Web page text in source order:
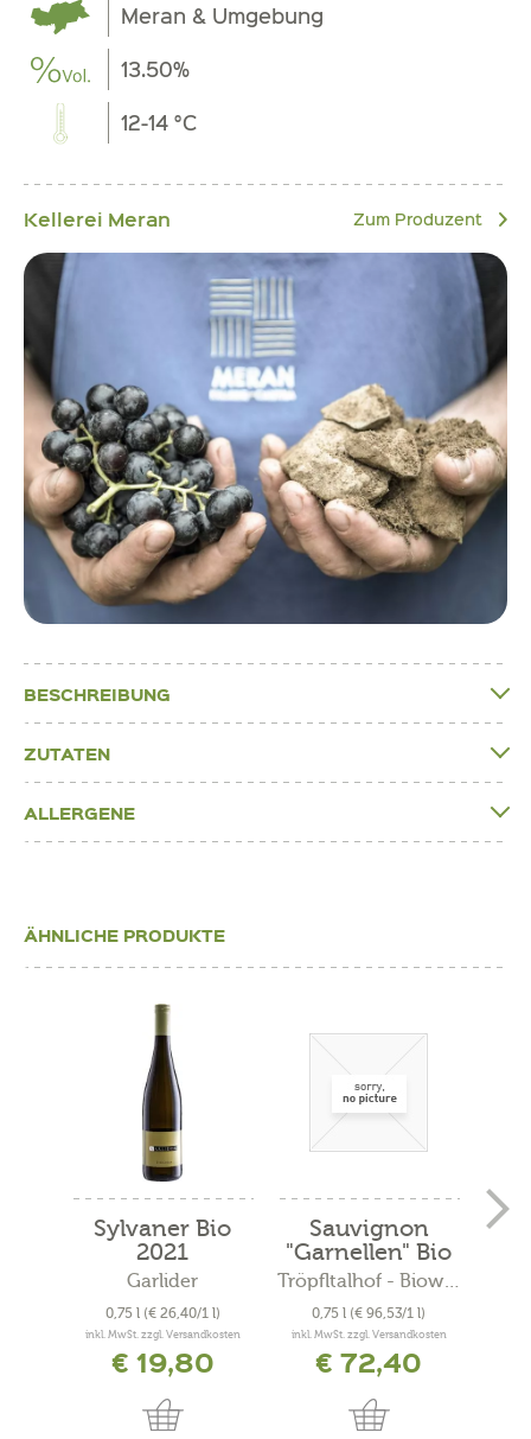
Meran & Umgebung
13.50%
12-14 °C
Kellerei Meran Zum Produzent
BESCHREIBUNG
ZUTATEN
ALLERGENE
ÄHNLICHE PRODUKTE
Sylvaner Bio
2021
Garlider
0,75 l (€ 26,40/1 l)
inkl. MwSt. zzgl. Versandkosten
€ 19,80
Sauvignon
"Garnellen" Bio
2019
Tröpfltalhof - Bioweinhof
0,75 l (€ 96,53/1 l)
inkl. MwSt. zzgl. Versandkosten
€ 72,40